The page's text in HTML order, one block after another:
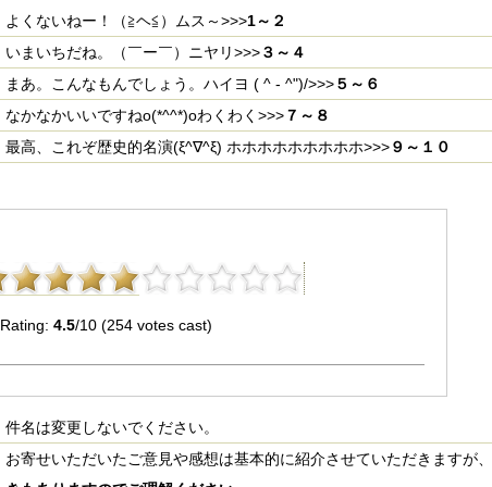
よくないねー！（≧ヘ≦）ムス～>>>1～２
いまいちだね。（￣ー￣）ニヤリ>>>３～４
まあ。こんなもんでしょう。ハイヨ ( ^ - ^")/>>>５～６
なかなかいいですねo(*^^*)oわくわく>>>７～８
最高、これぞ歴史的名演(ξ^∇^ξ) ホホホホホホホホホ>>>９～１０
4.5/10 (254 votes cast)
件名は変更しないでください。
お寄せいただいたご意見や感想は基本的に紹介させていただきますが、